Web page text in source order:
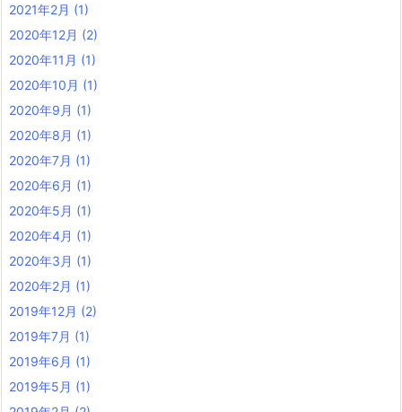
2021年2月 (1)
2020年12月 (2)
2020年11月 (1)
2020年10月 (1)
2020年9月 (1)
2020年8月 (1)
2020年7月 (1)
2020年6月 (1)
2020年5月 (1)
2020年4月 (1)
2020年3月 (1)
2020年2月 (1)
2019年12月 (2)
2019年7月 (1)
2019年6月 (1)
2019年5月 (1)